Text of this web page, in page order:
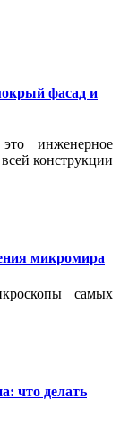
фасад и
инженерное
конструкции
микромира
самых
что делать